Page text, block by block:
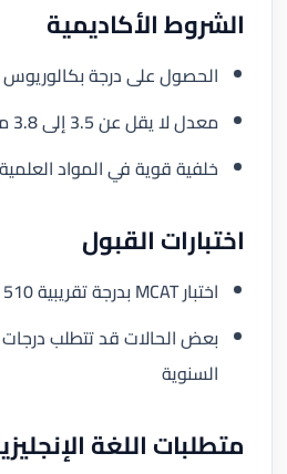
الشروط الأكاديمية
الحصول على درجة بكالوريوس
معدل لا يقل عن 3.5 إلى 3.8 من 4.0
خلفية قوية في المواد
اختبارات القبول
اختبار MCAT بدرجة تقريبية 510 أو أعلى
بعض الحالات قد تتطلب
السنوية
متطلبات اللغة